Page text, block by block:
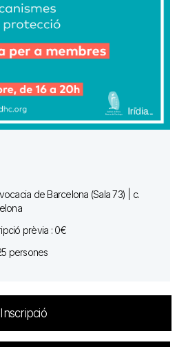
de Barcelona (Sala 73) | c.
prèvia : 0€
persones
Inscripció